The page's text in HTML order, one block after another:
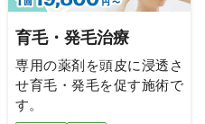
育毛・発毛治療
専用の薬剤を頭皮に浸透さ
せ育毛・発毛を促す施術で
す。